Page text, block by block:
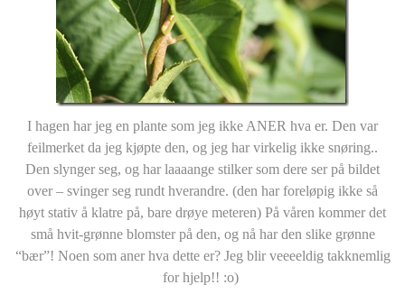
I hagen har jeg en plante som jeg ikke ANER hva er. Den var
feilmerket da jeg kjøpte den, og jeg har virkelig ikke snøring..
Den slynger seg, og har laaaange stilker som dere ser på bildet
over – svinger seg rundt hverandre. (den har foreløpig ikke så
høyt stativ å klatre på, bare drøye meteren) På våren kommer det
små hvit-grønne blomster på den, og nå har den slike grønne
“bær”! Noen som aner hva dette er? Jeg blir veeeeldig takknemlig
for hjelp!! :o)